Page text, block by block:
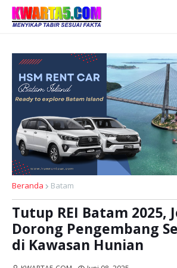
Beranda Batam
Tutup REI Batam 2025,
Dorong Pengembang
di Kawasan Hunian